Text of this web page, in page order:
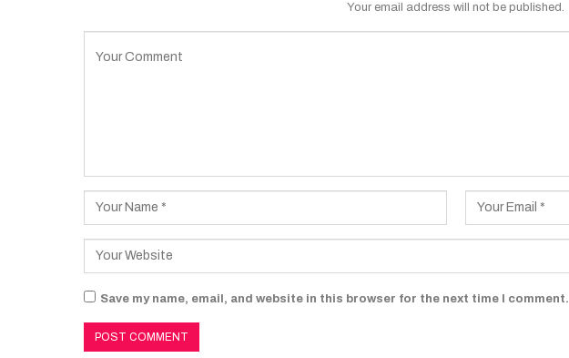
Your email address will not be published.
Save my name, email, and website in this browser for the next time I comment.